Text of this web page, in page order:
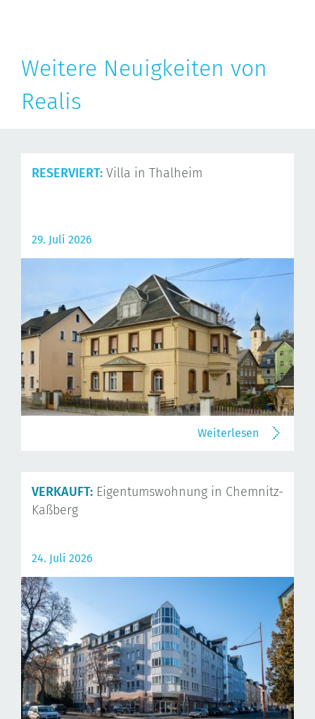
Weitere Neuigkeiten von
Realis
RESERVIERT: Villa in Thalheim
29. Juli 2026
Weiterlesen
VERKAUFT: Eigentumswohnung in Chemnitz-
Kaßberg
24. Juli 2026